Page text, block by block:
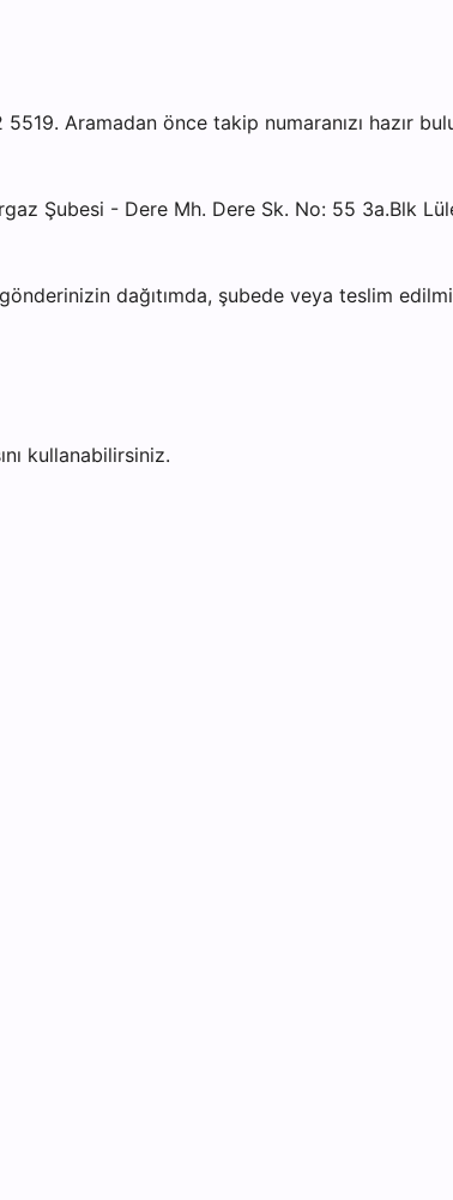
Aramadan önce takip numaranızı hazır
Şubesi - Dere Mh. Dere Sk. No: 55 3a.Blk
dağıtımda, şubede veya teslim
kullanabilirsiniz.